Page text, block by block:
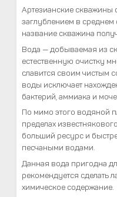
Артезианские скважины
заглублением в
название скважина
Вода — добываемая из
естественную очистку
славится своим чистым
воды исключает
бактерий, аммиака и
По мимо этого водяной
пределах
больший ресурс и
песчаными водами.
Данная вода пригодна
рекомендуется сделать
химическое содержание.